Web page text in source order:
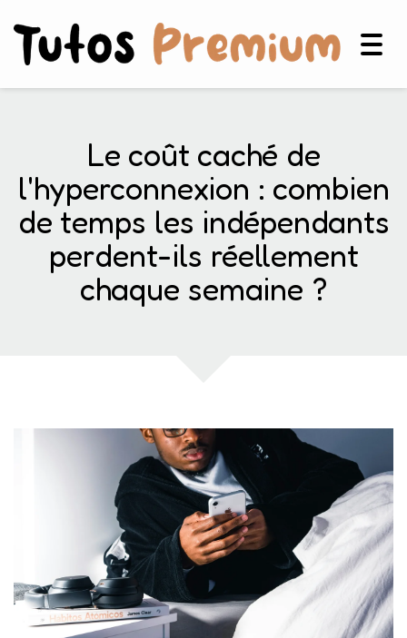
Le coût caché de
l'hyperconnexion : combien
de temps les indépendants
perdent-ils réellement
chaque semaine ?